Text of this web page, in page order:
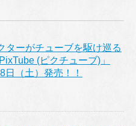
ターがチューブを駆け巡る
(ピクチューブ)」
日（土）発売！！